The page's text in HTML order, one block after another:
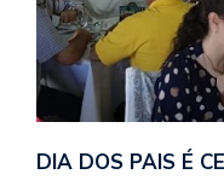
DIA DOS PAIS É